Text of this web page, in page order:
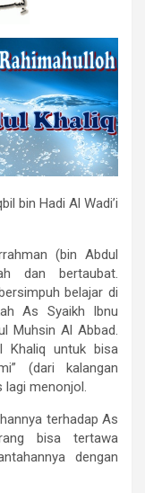
bin Hadi Al Wadi’i
(bin Abdul
dan bertaubat.
belajar di
As Syaikh Ibnu
Muhsin Al Abbad.
Khaliq untuk bisa
(dari kalangan
lagi menonjol.
terhadap As
bisa tertawa
dengan